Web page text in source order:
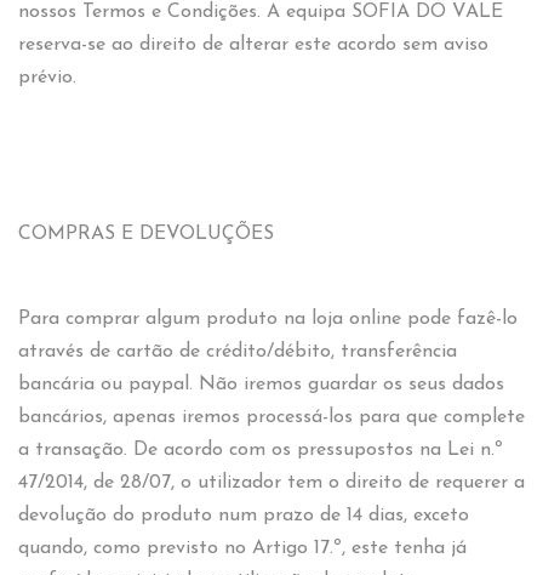
nossos Termos e Condições. A equipa SOFIA DO VALE
reserva-se ao direito de alterar este acordo sem aviso
prévio.
COMPRAS E DEVOLUÇÕES
Para comprar algum produto na loja online pode fazê-lo
através de cartão de crédito/débito, transferência
bancária ou paypal. Não iremos guardar os seus dados
bancários, apenas iremos processá-los para que complete
a transação. De acordo com os pressupostos na Lei n.º
47/2014, de 28/07, o utilizador tem o direito de requerer a
devolução do produto num prazo de 14 dias, exceto
quando, como previsto no Artigo 17.º, este tenha já